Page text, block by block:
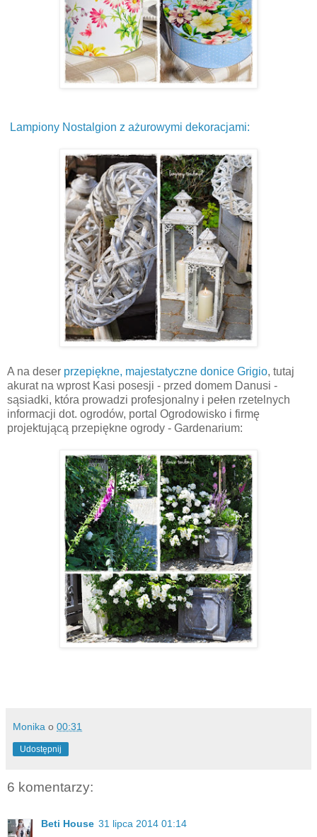
Lampiony Nostalgion z ażurowymi dekoracjami:
A na deser przepiękne, majestatyczne donice Grigio, tutaj
akurat na wprost Kasi posesji - przed domem Danusi -
sąsiadki, która prowadzi profesjonalny i pełen rzetelnych
informacji dot. ogrodów, portal Ogrodowisko i firmę
projektującą przepiękne ogrody - Gardenarium:
Monika o 00:31
Udostępnij
6 komentarzy:
Beti House 31 lipca 2014 01:14